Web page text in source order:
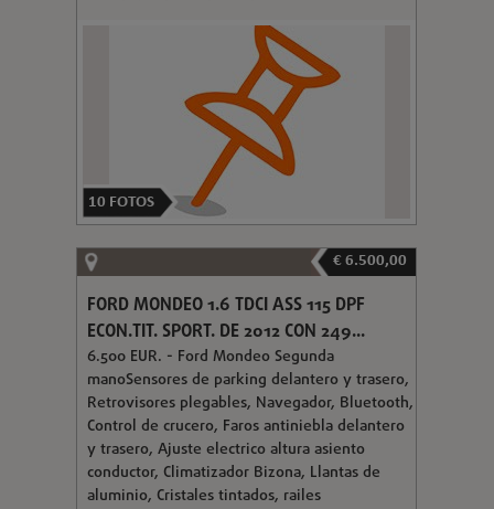
10 FOTOS
€ 6.500,00
FORD MONDEO 1.6 TDCI ASS 115 DPF
ECON.TIT. SPORT. DE 2012 CON 249...
6.500 EUR. - Ford Mondeo Segunda
manoSensores de parking delantero y trasero,
Retrovisores plegables, Navegador, Bluetooth,
Control de crucero, Faros antiniebla delantero
y trasero, Ajuste electrico altura asiento
conductor, Climatizador Bizona, Llantas de
aluminio, Cristales tintados, railes